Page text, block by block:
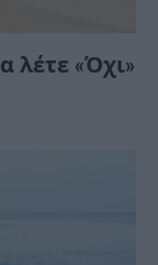
λέτε «Όχι»